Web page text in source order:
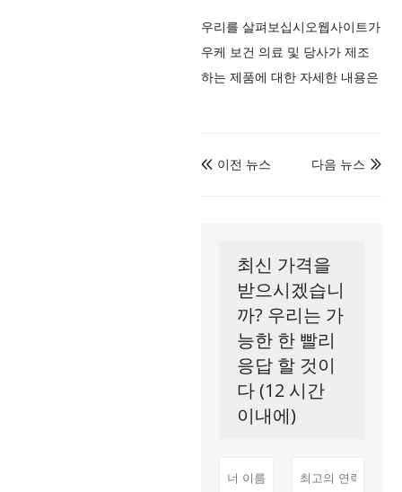
우리를 살펴보십시오웹사이트가
우케 보건 의료 및 당사가 제조
하는 제품에 대한 자세한 내용은
 이전 뉴스 
다음 뉴스
최신 가격을
받으시겠습니
까? 우리는 가
능한 한 빨리
응답 할 것이
다 (12 시간
이내에)